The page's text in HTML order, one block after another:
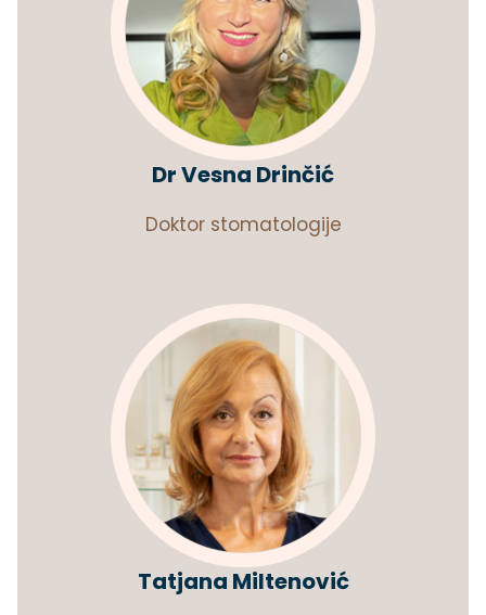
Dr Vesna Drinčić
Doktor stomatologije
Tatjana Miltenović